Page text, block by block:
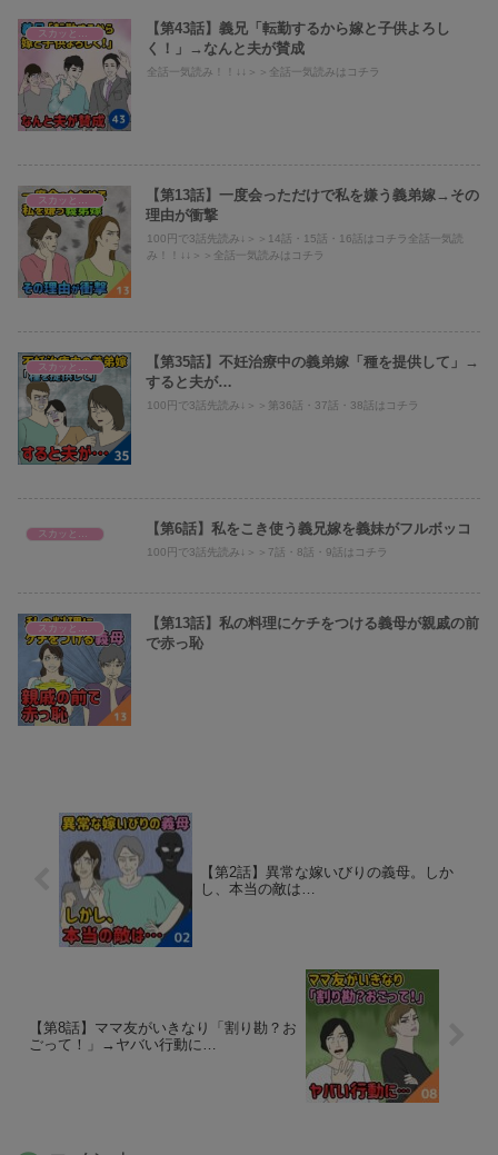
【第43話】義兄「転勤するから嫁と子供よろし
く！」→なんと夫が賛成
全話一気読み！！↓↓＞＞全話一気読みはコチラ
【第13話】一度会っただけで私を嫌う義弟嫁→その
理由が衝撃
100円で3話先読み↓＞＞14話・15話・16話はコチラ全話一気読
み！！↓↓＞＞全話一気読みはコチラ
スカッとまとめ
【第35話】不妊治療中の義弟嫁「種を提供して」→
すると夫が…
100円で3話先読み↓＞＞第36話・37話・38話はコチラ
スカッとまとめ 【第6話】私をこき使う義兄嫁を義妹がフルボッコ
100円で3話先読み↓＞＞7話・8話・9話はコチラ
スカッとまとめ
【第13話】私の料理にケチをつける義母が親戚の前
で赤っ恥
【第2話】異常な嫁いびりの義母。しか
し、本当の敵は…
【第8話】ママ友がいきなり「割り勘？お
ごって！」→ヤバい行動に…